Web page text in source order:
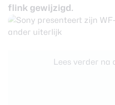
flink gewijzigd.
Lees verder na